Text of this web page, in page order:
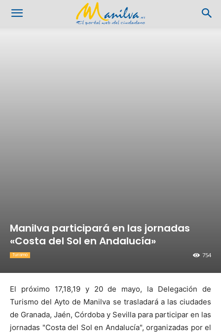
Manilva participará en las jornadas
«Costa del Sol en Andalucía»
754
Turismo
El próximo 17,18,19 y 20 de mayo, la Delegación de
Turismo del Ayto de Manilva se trasladará a las ciudades
de Granada, Jaén, Córdoba y Sevilla para participar en las
jornadas "Costa del Sol en Andalucía", organizadas por el